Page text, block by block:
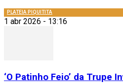
PLATEIA PIQUITITA
1 abr 2026 - 13:16
‘O Patinho Feio’ da Trupe